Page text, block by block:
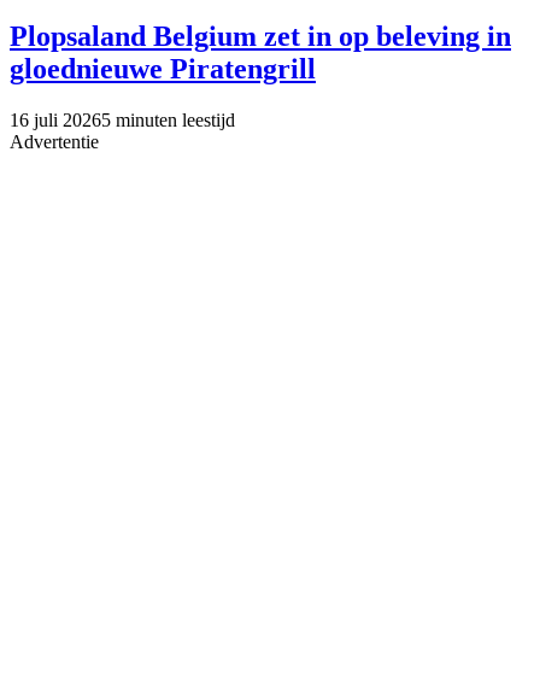
Plopsaland Belgium zet in op beleving in
gloednieuwe Piratengrill
16 juli 20265 minuten leestijd
Advertentie